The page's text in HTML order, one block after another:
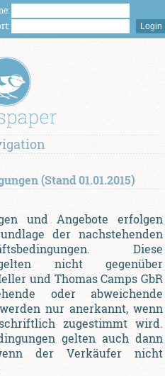
(Stand 01.01.2015)
und Angebote erfolgen
der nachstehenden
Diese
gelten nicht gegenüber
und Thomas Camps GbR
oder abweichende
nur anerkannt, wenn
zugestimmt wird.
gelten auch dann
der Verkäufer nicht